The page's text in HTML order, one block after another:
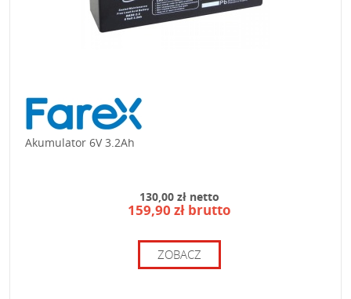
Akumulator 6V 3.2Ah
130,00 zł netto
159,90 zł brutto
ZOBACZ